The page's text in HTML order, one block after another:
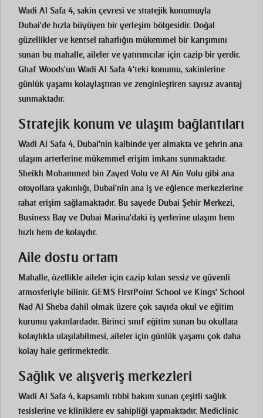
Wadi Al Safa 4, sakin çevresi ve stratejik konumuyla
Dubai'de hızla büyüyen bir yerleşim bölgesidir. Doğal
güzellikler ve kentsel rahatlığın mükemmel bir karışımını
sunan bu mahalle, aileler ve yatırımcılar için cazip bir yerdir.
Ghaf Woods'un Wadi Al Safa 4'teki konumu, sakinlerine
günlük yaşamı kolaylaştıran ve zenginleştiren sayısız avantaj
sunmaktadır.
Stratejik konum ve ulaşım bağlantıları
Wadi Al Safa 4, Dubai'nin kalbinde yer almakta ve şehrin ana
ulaşım arterlerine mükemmel erişim imkanı sunmaktadır.
Sheikh Mohammed bin Zayed Yolu ve Al Ain Yolu gibi ana
otoyollara yakınlığı, Dubai'nin ana iş ve eğlence merkezlerine
rahat erişim sağlamaktadır. Bu sayede Dubai Şehir Merkezi,
Business Bay ve Dubai Marina'daki iş yerlerine ulaşım hem
hızlı hem de kolaydır.
Aile dostu ortam
Mahalle, özellikle aileler için cazip kılan sessiz ve güvenli
atmosferiyle bilinir. GEMS FirstPoint School ve Kings' School
Nad Al Sheba dahil olmak üzere çok sayıda okul ve eğitim
kurumu yakınlardadır. Birinci sınıf eğitim sunan bu okullara
kolaylıkla ulaşılabilmesi, aileler için günlük yaşamı çok daha
kolay hale getirmektedir.
Sağlık ve alışveriş merkezleri
Wadi Al Safa 4, kapsamlı tıbbi bakım sunan çeşitli sağlık
tesislerine ve kliniklere ev sahipliği yapmaktadır. Mediclinic